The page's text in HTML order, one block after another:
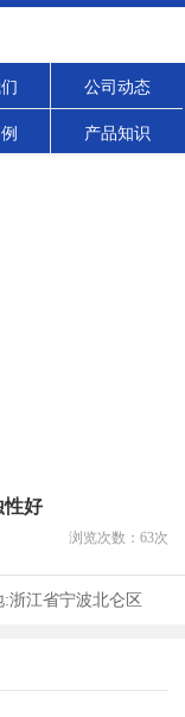
公司动态
产品知识
性好
浏览次数： 63次
:浙江省宁波北仑区